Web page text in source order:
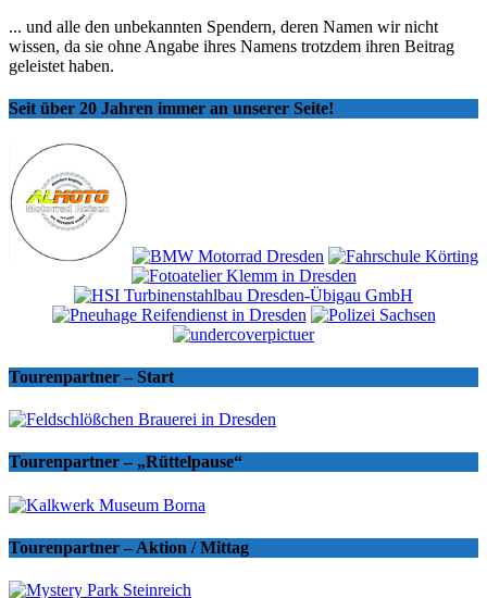
... und alle den unbekannten Spendern, deren Namen wir nicht
wissen, da sie ohne Angabe ihres Namens trotzdem ihren Beitrag
geleistet haben.
Seit über 20 Jahren immer an unserer Seite!
Tourenpartner – Start
Tourenpartner – „Rüttelpause“
Tourenpartner – Aktion / Mittag